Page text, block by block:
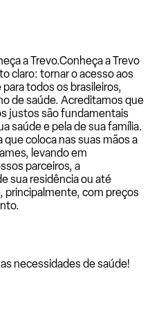
a Trevo.Conheça a Trevo
claro: tornar o acesso aos
todos os brasileiros,
de saúde. Acreditamos que
justos são fundamentais
saúde e pela de sua família.
coloca nas suas mãos a
levando em
parceiros, a
sua residência ou até
principalmente, com preços
necessidades de saúde!